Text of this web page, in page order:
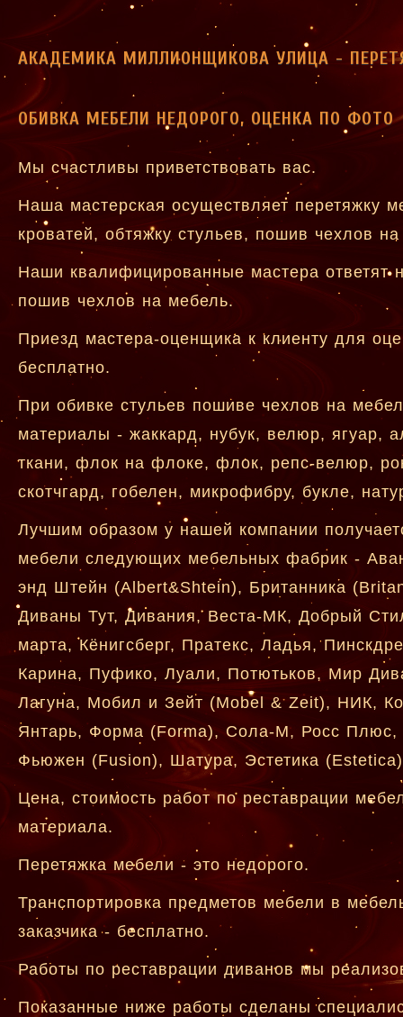
АКАДЕМИКА МИЛЛИОНЩИКОВА УЛИЦА -
ОБИВКА МЕБЕЛИ НЕДОРОГО, ОЦЕНКА ПО ФОТО
Мы счастливы приветствовать вас.
Наша мастерская осуществляет перетяжку
кроватей, обтяжку стульев, пошив чехлов
Наши квалифицированные мастера ответят
пошив чехлов на мебель.
Приезд мастера-оценщика к клиенту для
бесплатно.
При обивке стульев пошиве чехлов на
материалы - жаккард, нубук, велюр, ягуар,
ткани, флок на флоке, флок, репс-велюр,
скотчгард, гобелен, микрофибру, букле,
Лучшим образом у нашей компании
мебели следующих мебельных фабрик -
энд Штейн (Albert&Shtein), Британника
Диваны Тут, Дивания, Веста-МК, Добрый
марта, Кёнигсберг, Пратекс, Ладья,
Карина, Пуфико, Луали, Потютьков, Мир
Лагуна, Мобил и Зейт (Mobel & Zeit), НИК,
Янтарь, Форма (Forma), Сола-М, Росс
Фьюжен (Fusion), Шатура, Эстетика
Цена, стоимость работ по реставрации
материала.
Перетяжка мебели - это недорого.
Транспортировка предметов мебели в
заказчика - бесплатно.
Работы по реставрации диванов мы
Показанные ниже работы сделаны